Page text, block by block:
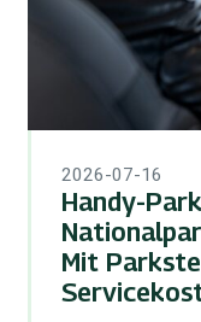
2026-07-16
Handy-
Mit